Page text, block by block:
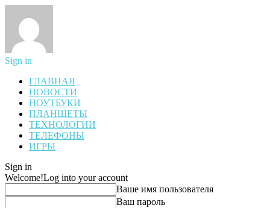
Sign in
ГЛАВНАЯ
НОВОСТИ
НОУТБУКИ
ПЛАНШЕТЫ
ТЕХНОЛОГИИ
ТЕЛЕФОНЫ
ИГРЫ
Sign in
Welcome!Log into your account
Ваше имя пользователя
Ваш пароль